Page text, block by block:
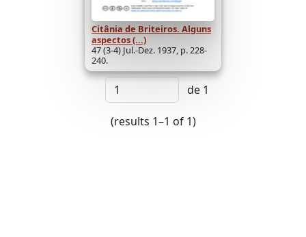
Citânia de Briteiros. Alguns
aspectos (...)
47 (3-4) Jul.-Dez. 1937, p. 228-
240.
de 1
(results 1–1 of 1)